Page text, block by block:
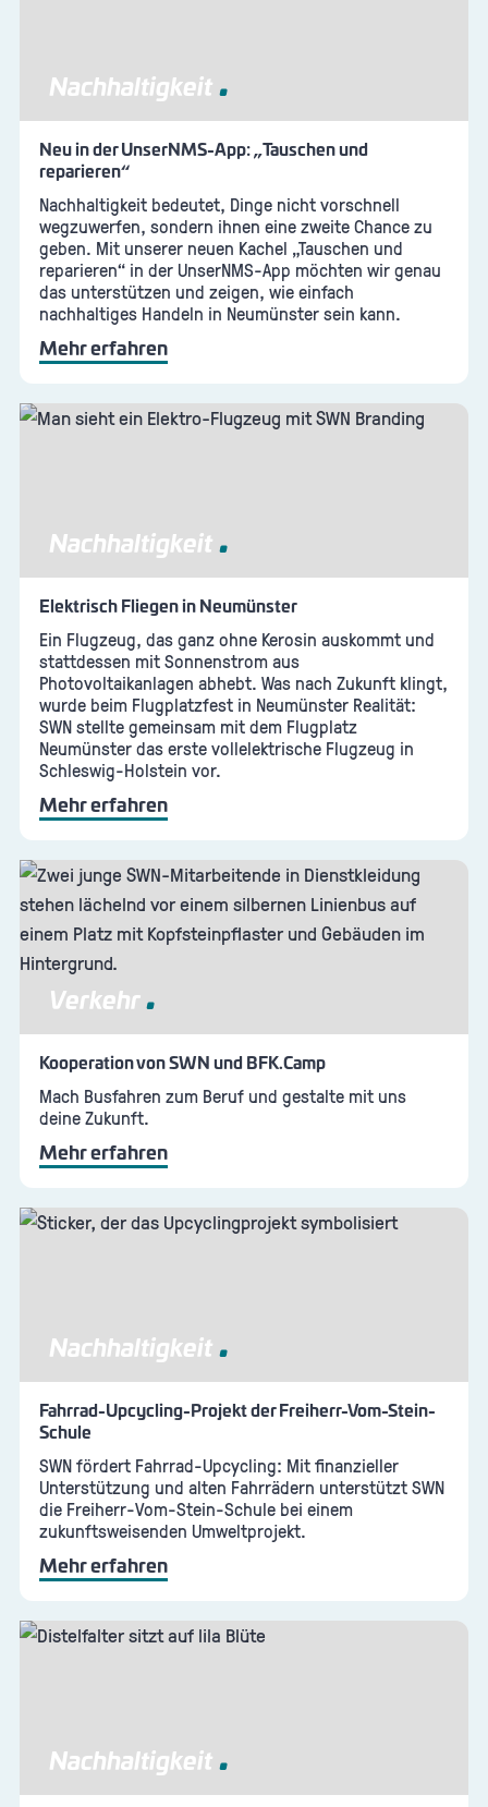
Nachhaltigkeit
Neu in der UnserNMS-App: „Tauschen und
reparieren“
Nachhaltigkeit bedeutet, Dinge nicht vorschnell
wegzuwerfen, sondern ihnen eine zweite Chance zu
geben. Mit unserer neuen Kachel „Tauschen und
reparieren“ in der UnserNMS-App möchten wir genau
das unterstützen und zeigen, wie einfach
nachhaltiges Handeln in Neumünster sein kann.
Mehr erfahren
Nachhaltigkeit
Elektrisch Fliegen in Neumünster
Ein Flugzeug, das ganz ohne Kerosin auskommt und
stattdessen mit Sonnenstrom aus
Photovoltaikanlagen abhebt. Was nach Zukunft klingt,
wurde beim Flugplatzfest in Neumünster Realität:
SWN stellte gemeinsam mit dem Flugplatz
Neumünster das erste vollelektrische Flugzeug in
Schleswig-Holstein vor.
Mehr erfahren
Verkehr
Kooperation von SWN und BFK.Camp
Mach Busfahren zum Beruf und gestalte mit uns
deine Zukunft.
Mehr erfahren
Nachhaltigkeit
Fahrrad-Upcycling-Projekt der Freiherr-Vom-Stein-
Schule
SWN fördert Fahrrad-Upcycling: Mit finanzieller
Unterstützung und alten Fahrrädern unterstützt SWN
die Freiherr-Vom-Stein-Schule bei einem
zukunftsweisenden Umweltprojekt.
Mehr erfahren
Nachhaltigkeit